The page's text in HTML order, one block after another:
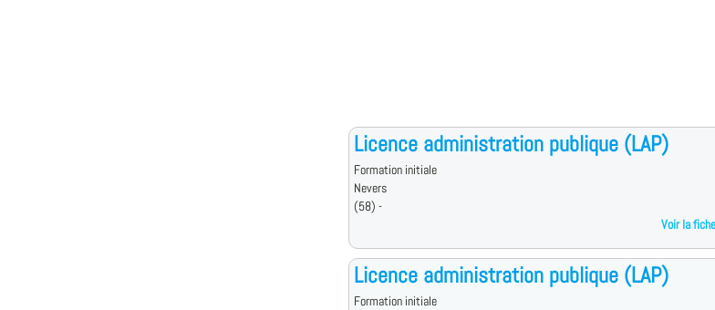
Licence administration publique (LAP)
Formation initiale
Nevers
(58) -
Voir la
Licence administration publique (LAP)
Formation initiale